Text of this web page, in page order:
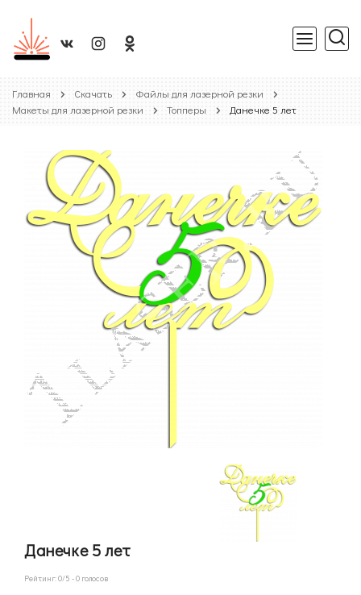
Главная Скачать
Файлы для лазерной резки
Макеты для лазерной резки
Топперы Данечке 5 лет
Данечке 5 лет
Рейтинг:0/5 -0 голосов